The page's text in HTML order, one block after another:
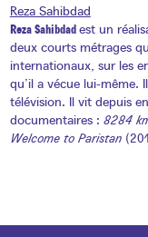
Reza Sahibdad
Reza Sahibdadest un
deux courts métrages
internationaux, sur les
qu’il a vécue lui-même.
télévision. Il vit depuis
documentaires : 8284
Welcome to Paristan